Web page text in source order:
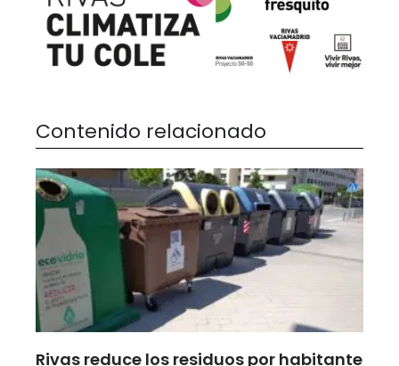
Contenido relacionado
Rivas reduce los residuos por habitante